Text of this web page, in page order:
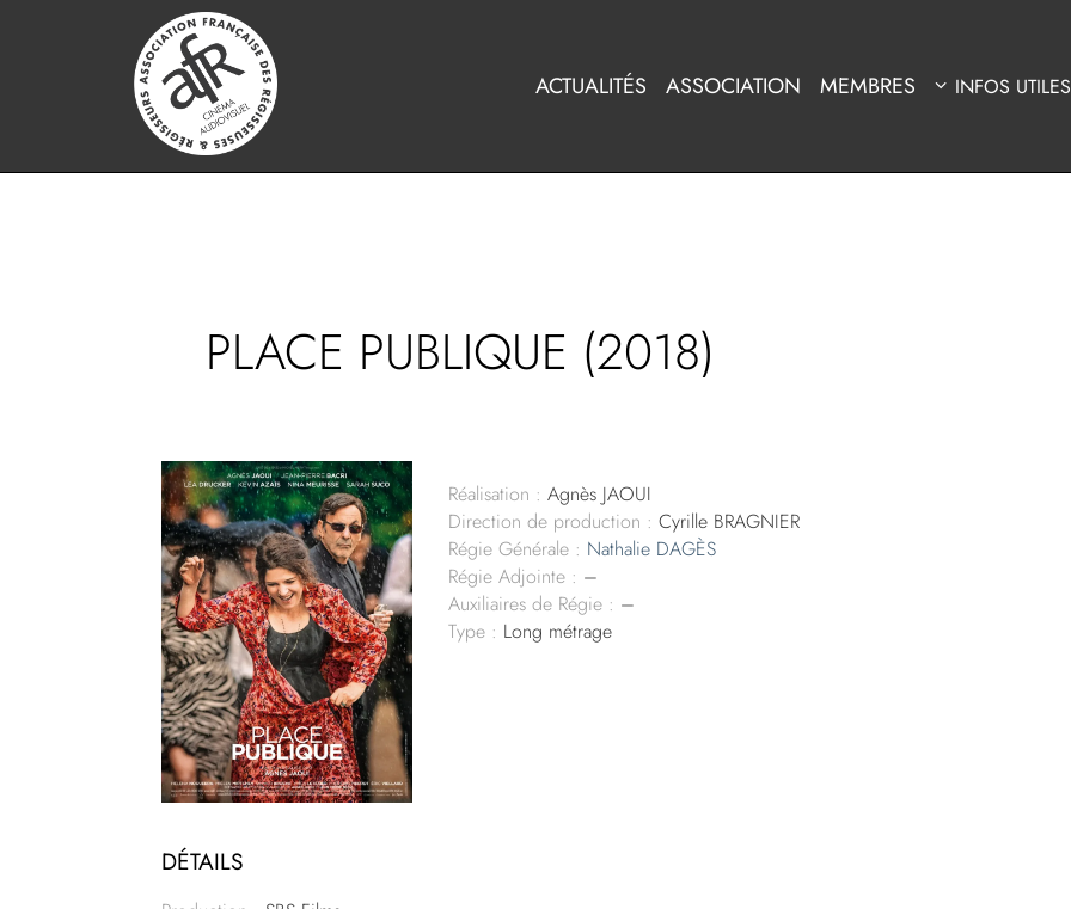
ACTUALITÉS ASSOCIATION MEMBRES INFOS UTILES
PLACE PUBLIQUE (2018)
Réalisation : Agnès JAOUI
Direction de production : Cyrille BRAGNIER
Régie Générale : Nathalie DAGÈS
Régie Adjointe : –
Auxiliaires de Régie : –
Type : Long métrage
DÉTAILS